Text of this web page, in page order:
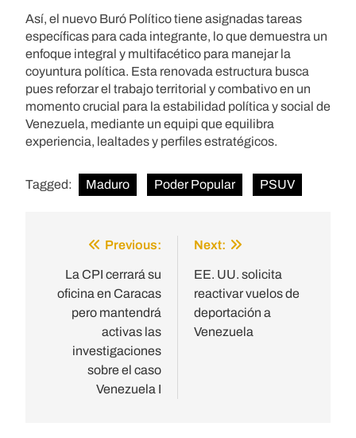
Así, el nuevo Buró Político tiene asignadas tareas
específicas para cada integrante, lo que demuestra un
enfoque integral y multifacético para manejar la
coyuntura política. Esta renovada estructura busca
pues reforzar el trabajo territorial y combativo en un
momento crucial para la estabilidad política y social de
Venezuela, mediante un equipi que equilibra
experiencia, lealtades y perfiles estratégicos.
Tagged: Maduro Poder Popular PSUV
navigation
Previous:
La CPI cerrará su
oficina en Caracas
pero mantendrá
activas las
investigaciones
sobre el caso
Venezuela I
Next:
EE. UU. solicita
reactivar vuelos de
deportación a
Venezuela